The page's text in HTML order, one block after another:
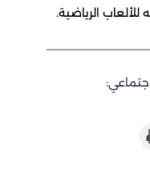
الرياضية.